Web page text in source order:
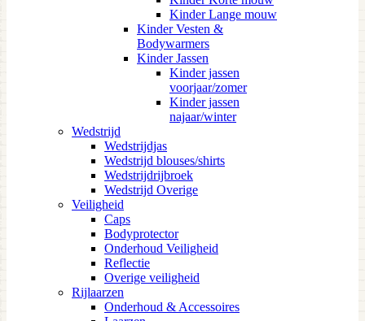
Kinder Lange mouw
Kinder Vesten &
Bodywarmers
Kinder Jassen
Kinder jassen
voorjaar/zomer
Kinder jassen
najaar/winter
Wedstrijd
Wedstrijdjas
Wedstrijd blouses/shirts
Wedstrijdrijbroek
Wedstrijd Overige
Veiligheid
Caps
Bodyprotector
Onderhoud Veiligheid
Reflectie
Overige veiligheid
Rijlaarzen
Onderhoud & Accessoires